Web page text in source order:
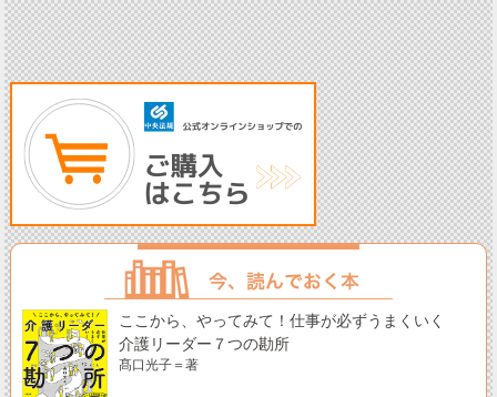
ここから、やってみて！仕事が必ずうまくいく
介護リーダー７つの勘所
髙口光子＝著